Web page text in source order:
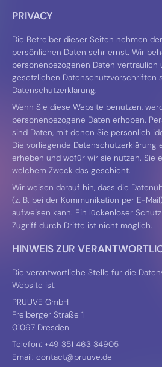
PRIVACY
Die Betreiber dieser Seiten nehmen
persönlichen Daten sehr ernst. Wir
personenbezogenen Daten
gesetzlichen Datenschutzvorschriften
Datenschutzerklärung.
Wenn Sie diese Website benutzen,
personenbezogene Daten erhoben.
sind Daten, mit denen Sie persönlich
Die vorliegende Datenschutzerklärung
erheben und wofür wir sie nutzen. Sie
welchem Zweck das geschieht.
Wir weisen darauf hin, dass die
(z. B. bei der Kommunikation per E-
aufweisen kann. Ein lückenloser
Zugriff durch Dritte ist nicht möglich.
HINWEIS ZUR
Die verantwortliche Stelle für die
Website ist:
PRUUVE GmbH
Freiberger Straße 1
01067 Dresden
Telefon: +49 351 463 34905
Email: contact@pruuve.de